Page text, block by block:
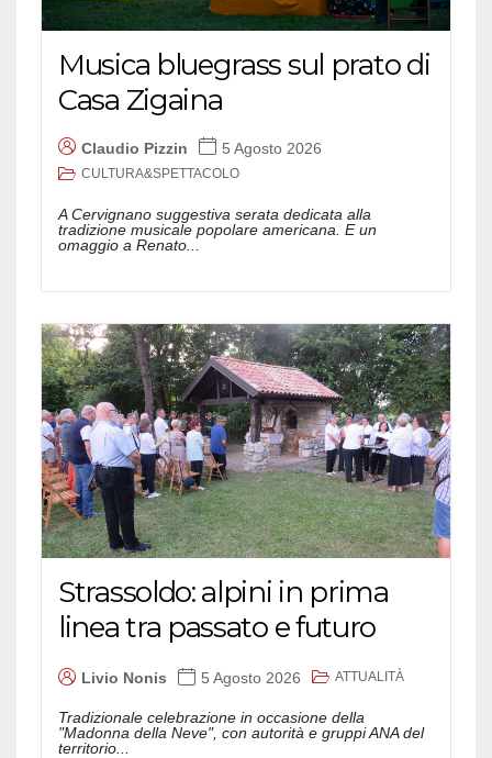
Musica bluegrass sul prato di
Casa Zigaina
Claudio Pizzin 5 Agosto 2026
CULTURA&SPETTACOLO
A Cervignano suggestiva serata dedicata alla
tradizione musicale popolare americana. E un
omaggio a Renato...
Strassoldo: alpini in prima
linea tra passato e futuro
Livio Nonis 5 Agosto 2026 ATTUALITÀ
Tradizionale celebrazione in occasione della
"Madonna della Neve", con autorità e gruppi ANA del
territorio...